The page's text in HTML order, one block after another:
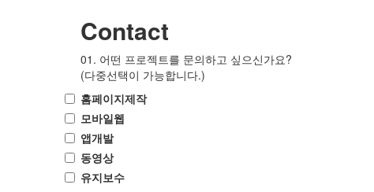
Contact
01. 어떤 프로젝트를 문의하고 싶으신가요?
(다중선택이 가능합니다.)
홈페이지제작
모바일웹
앱개발
동영상
유지보수